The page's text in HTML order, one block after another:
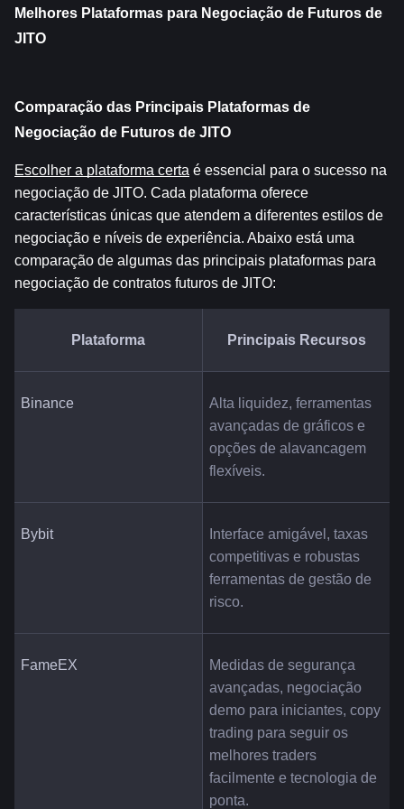
Melhores Plataformas para Negociação de Futuros de
JITO
Comparação das Principais Plataformas de
Negociação de Futuros de JITO
Escolher a plataforma certa é essencial para o sucesso na
negociação de JITO. Cada plataforma oferece
características únicas que atendem a diferentes estilos de
negociação e níveis de experiência. Abaixo está uma
comparação de algumas das principais plataformas para
negociação de contratos futuros de JITO:
Plataforma Principais Recursos
Binance
Alta liquidez, ferramentas
avançadas de gráficos e
opções de alavancagem
flexíveis.
Bybit
Interface amigável, taxas
competitivas e robustas
ferramentas de gestão de
risco.
FameEX
Medidas de segurança
avançadas, negociação
demo para iniciantes, copy
trading para seguir os
melhores traders
facilmente e tecnologia de
ponta.